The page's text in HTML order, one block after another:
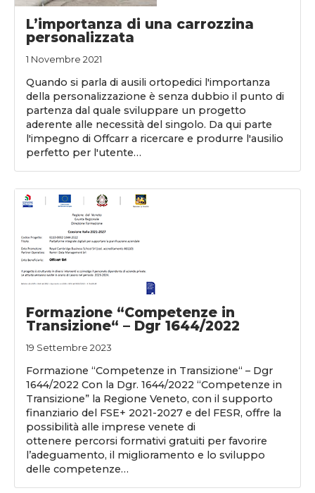
L’importanza di una carrozzina
personalizzata
1 Novembre 2021
Quando si parla di ausili ortopedici l'importanza
della personalizzazione è senza dubbio il punto di
partenza dal quale sviluppare un progetto
aderente alle necessità del singolo. Da qui parte
l'impegno di Offcarr a ricercare e produrre l'ausilio
perfetto per l'utente…
Formazione “Competenze in
Transizione“ – Dgr 1644/2022
19 Settembre 2023
Formazione “Competenze in Transizione“ – Dgr
1644/2022 Con la Dgr. 1644/2022 “Competenze in
Transizione” la Regione Veneto, con il supporto
finanziario del FSE+ 2021-2027 e del FESR, offre la
possibilità alle imprese venete di
ottenere percorsi formativi gratuiti per favorire
l’adeguamento, il miglioramento e lo sviluppo
delle competenze…